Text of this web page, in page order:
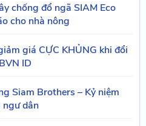
chống đổ ngã SIAM Eco
cho nhà nông
giá CỰC KHỦNG khi đổi
ID
Siam Brothers – Kỷ niệm
ngư dân